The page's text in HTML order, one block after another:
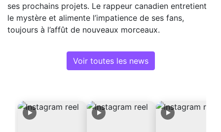
ses prochains projets. Le rappeur canadien entretient
le mystère et alimente l’impatience de ses fans,
toujours à l’affût de nouveaux morceaux.
Voir toutes les news